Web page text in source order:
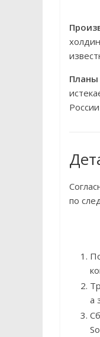
Планы
по
а